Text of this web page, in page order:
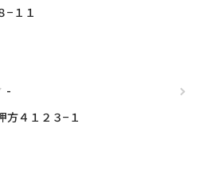
−１１
-
方４１２３−１